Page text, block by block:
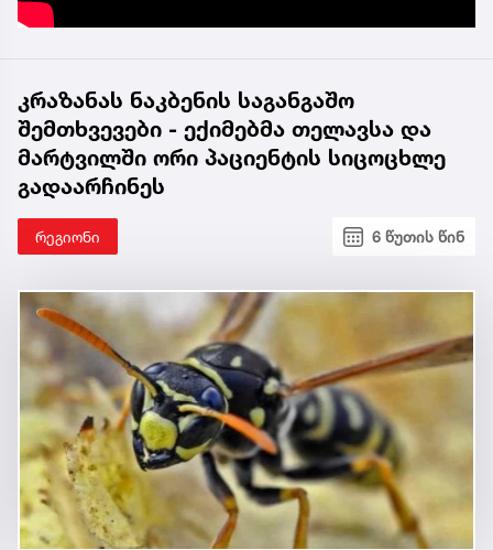
კრაზანას ნაკბენის საგანგაშო
შემთხვევები - ექიმებმა თელავსა და
მარტვილში ორი პაციენტის სიცოცხლე
გადაარჩინეს
რეგიონი 6 წუთის წინ